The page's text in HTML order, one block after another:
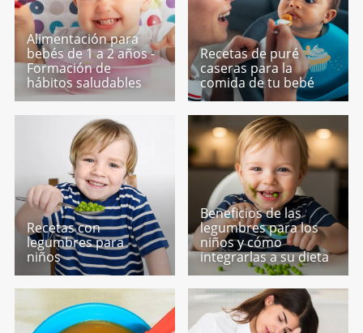
Alimentación para
bebés de 1 a 2 años -
Formación de
hábitos saludables
Recetas de puré
caseras para la
comida de tu bebé
Recetas con
legumbres para
niños
Beneficios de las
legumbres para los
niños y cómo
integrarlas a su dieta